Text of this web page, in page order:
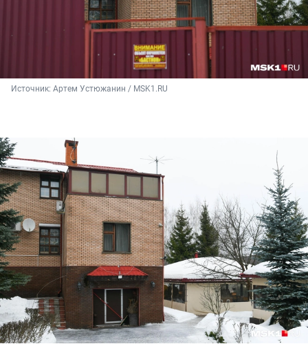
Источник: Артем Устюжанин / MSK1.RU